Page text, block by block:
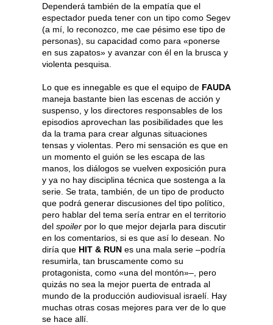
Dependerá también de la empatía que el
espectador pueda tener con un tipo como Segev
(a mí, lo reconozco, me cae pésimo ese tipo de
personas), su capacidad como para «ponerse
en sus zapatos» y avanzar con él en la brusca y
violenta pesquisa.
Lo que es innegable es que el equipo de FAUDA
maneja bastante bien las escenas de acción y
suspenso, y los directores responsables de los
episodios aprovechan las posibilidades que les
da la trama para crear algunas situaciones
tensas y violentas. Pero mi sensación es que en
un momento el guión se les escapa de las
manos, los diálogos se vuelven exposición pura
y ya no hay disciplina técnica que sostenga a la
serie. Se trata, también, de un tipo de producto
que podrá generar discusiones del tipo político,
pero hablar del tema sería entrar en el territorio
del spoiler por lo que mejor dejarla para discutir
en los comentarios, si es que así lo desean. No
diría que HIT & RUN es una mala serie –podría
resumirla, tan bruscamente como su
protagonista, como «una del montón»–, pero
quizás no sea la mejor puerta de entrada al
mundo de la producción audiovisual israelí. Hay
muchas otras cosas mejores para ver de lo que
se hace allí.